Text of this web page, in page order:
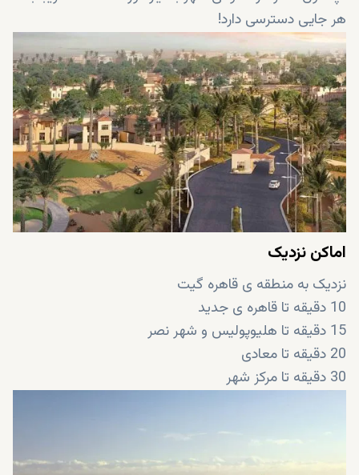
هر جایی دسترسی دارد!
اماکن نزدیک
نزدیک به منطقه ی قاهره گیت
10 دقیقه تا قاهره ی جدید
15 دقیقه تا هلیوپولیس و شهر نصر
20 دقیقه تا معادی
30 دقیقه تا مرکز شهر